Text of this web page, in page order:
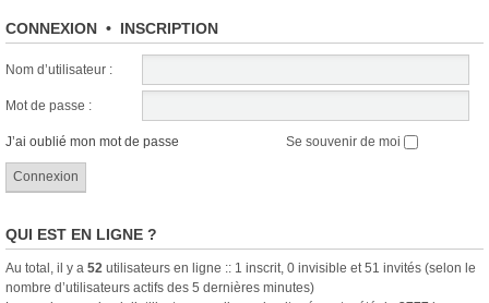
CONNEXION • INSCRIPTION
Nom d’utilisateur :
Mot de passe :
J’ai oublié mon mot de passe Se souvenir de moi
QUI EST EN LIGNE ?
Au total, il y a 52 utilisateurs en ligne :: 1 inscrit, 0 invisible et 51 invités (selon le
nombre d’utilisateurs actifs des 5 dernières minutes)